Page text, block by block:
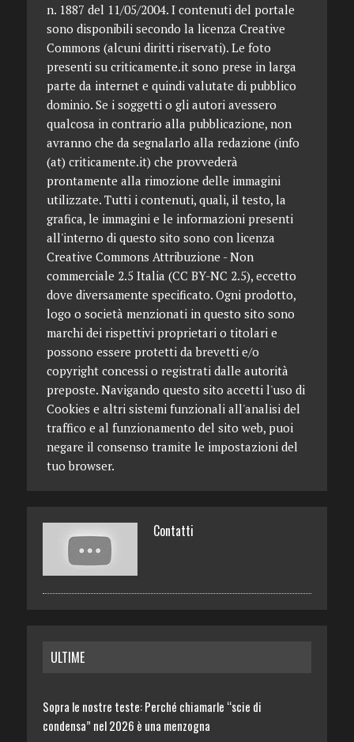
n. 1887 del 11/05/2004. I contenuti del portale
sono disponibili secondo la licenza Creative
Commons (alcuni diritti riservati). Le foto
presenti su criticamente.it sono prese in larga
parte da internet e quindi valutate di pubblico
dominio. Se i soggetti o gli autori avessero
qualcosa in contrario alla pubblicazione, non
avranno che da segnalarlo alla redazione (info
(at) criticamente.it) che provvederà
prontamente alla rimozione delle immagini
utilizzate. Tutti i contenuti, quali, il testo, la
grafica, le immagini e le informazioni presenti
all'interno di questo sito sono con licenza
Creative Commons Attribuzione - Non
commerciale 2.5 Italia (CC BY-NC 2.5), eccetto
dove diversamente specificato. Ogni prodotto,
logo o società menzionati in questo sito sono
marchi dei rispettivi proprietari o titolari e
possono essere protetti da brevetti e/o
copyright concessi o registrati dalle autorità
preposte. Navigando questo sito accetti l'uso di
Cookies e altri sistemi funzionali all'analisi del
traffico e al funzionamento del sito web, puoi
negare il consenso tramite le impostazioni del
tuo browser.
Contatti
ULTIME
Sopra le nostre teste: Perché chiamarle “scie di
condensa” nel 2026 è una menzogna